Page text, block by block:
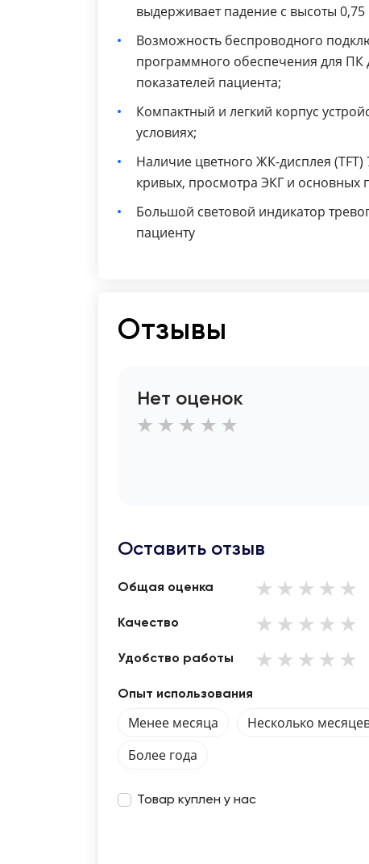
выдерживает падение с высоты 0,75
Возможность беспроводного
программного обеспечения для ПК
показателей пациента;
Компактный и легкий корпус
условиях;
Наличие цветного ЖК-дисплея
кривых, просмотра ЭКГ и основных
Большой световой индикатор
пациенту
Отзывы
Нет оценок
Оставить отзыв
Общая оценка
Качество
Удобство работы
Опыт использования
Менее месяца
Несколько
Более года
Товар куплен у нас